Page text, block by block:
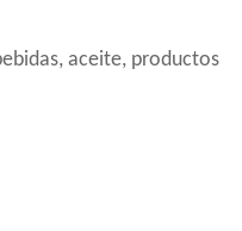
aceite, productos